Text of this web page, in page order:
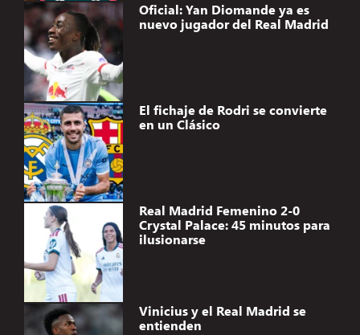
Oficial: Yan Diomande ya es
nuevo jugador del Real Madrid
El fichaje de Rodri se convierte
en un Clásico
Real Madrid Femenino 2-0
Crystal Palace: 45 minutos para
ilusionarse
Vinicius y el Real Madrid se
entienden